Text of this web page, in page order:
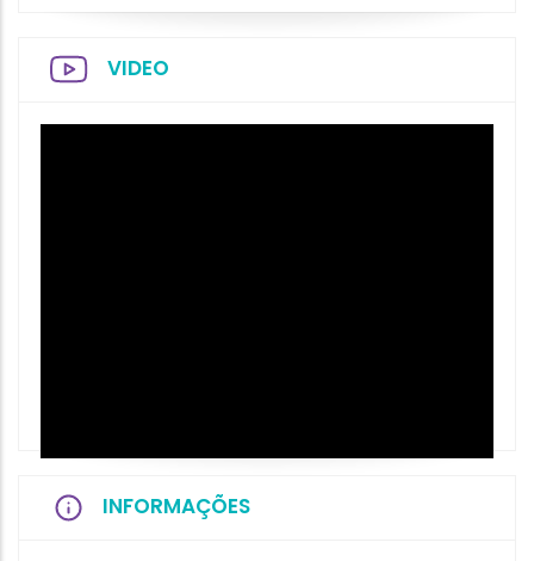
VIDEO
INFORMAÇÕES